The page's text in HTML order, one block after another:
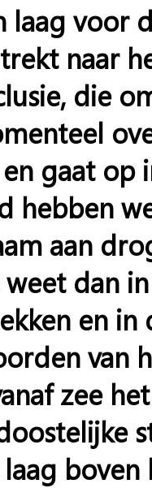
laag voor
naar
die
gaat op
hebben
aan
dan
en
van
zee
laag